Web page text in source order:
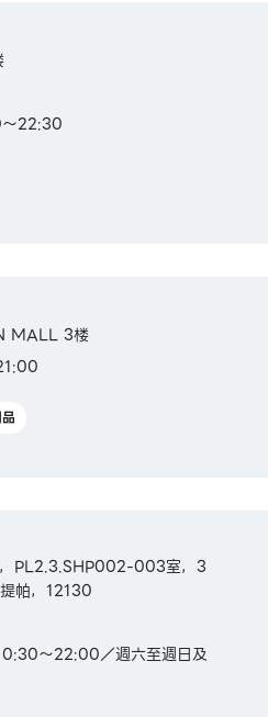
22:30
MALL 3楼
PL2.3.SHP002-003室，3
帕，12130
～22:00／週六至週日及